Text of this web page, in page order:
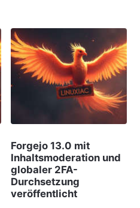
Forgejo 13.0 mit
Inhaltsmoderation und
globaler 2FA-
Durchsetzung
veröffentlicht